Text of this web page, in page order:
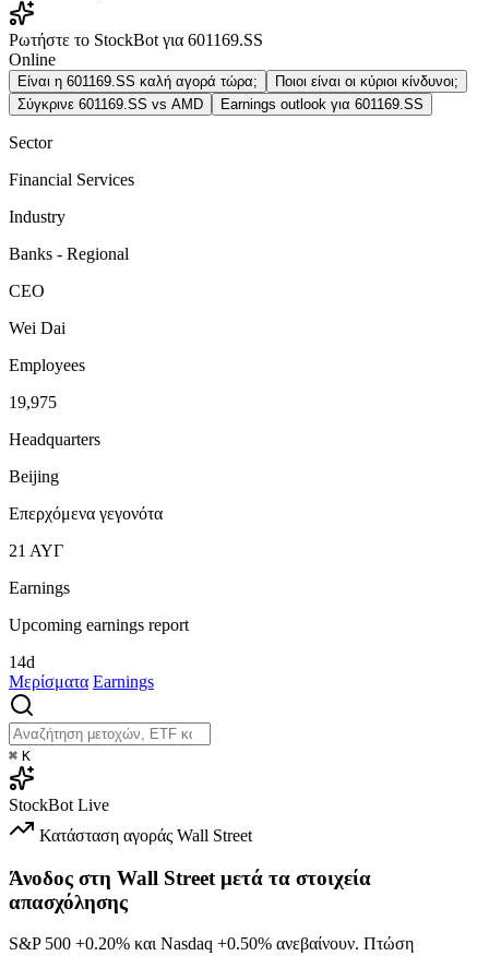
Ρωτήστε το StockBot για 601169.SS
Online
Είναι η 601169.SS καλή αγορά τώρα;
Ποιοι είναι οι κύριοι κίνδυνοι;
Σύγκρινε 601169.SS vs AMD
Earnings outlook για 601169.SS
Sector
Financial Services
Industry
Banks - Regional
CEO
Wei Dai
Employees
19,975
Headquarters
Beijing
Επερχόμενα γεγονότα
21 ΑΥΓ
Earnings
Upcoming earnings report
14d
Μερίσματα Earnings
⌘ K
StockBot Live
Κατάσταση αγοράς Wall Street
Άνοδος στη Wall Street μετά τα στοιχεία
απασχόλησης
S&P 500 +0.20% και Nasdaq +0.50% ανεβαίνουν. Πτώση